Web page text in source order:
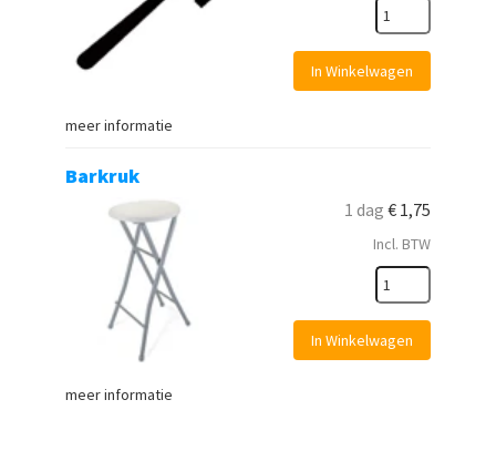
In Winkelwagen
meer informatie
Barkruk
1 dag € 1,75
Incl. BTW
In Winkelwagen
meer informatie